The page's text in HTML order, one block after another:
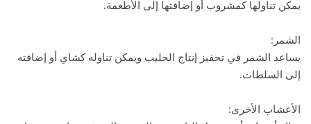
يمكن تناولها كمشروب أو إضافتها إلى الأطعمة.
الشمر:
يساعد الشمر في تحفيز إنتاج الحليب ويمكن تناوله كشاي أو إضافته
إلى السلطات.
الأعشاب الأخرى: